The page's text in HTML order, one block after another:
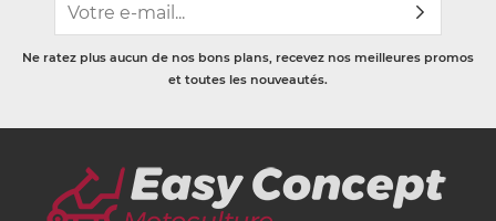
Ne ratez plus aucun de nos bons plans, recevez nos meilleures promos
et toutes les nouveautés.